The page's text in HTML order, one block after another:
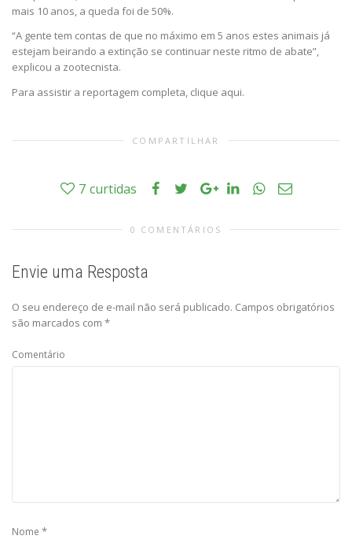
mais 10 anos, a queda foi de 50%.
“A gente tem contas de que no máximo em 5 anos estes animais já
estejam beirando a extinção se continuar neste ritmo de abate”,
explicou a zootecnista.
Para assistir a reportagem completa, clique aqui.
COMPARTILHAR
7 curtidas
0 COMENTÁRIOS
Envie uma Resposta
O seu endereço de e-mail não será publicado. Campos obrigatórios
são marcados com *
Comentário
Nome *